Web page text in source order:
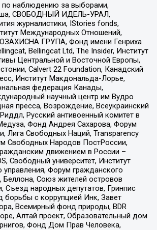
по наблюдению за выборами,
СВОБОДНЫЙ ИДЕЛЬ-УРАЛ,
журналистики, IStories fonds,
Международных Отношений,
ГРУПА, Фонд имени Генриха
Bellingcat Ltd, The Insider, Институт
Центральной и Восточной Европы,
Calvert 22 Foundation, Канадский
Институт Макдональда-Лорье,
федерация Канады,
научный центр им Вудро
пресса, Возрождение, Всеукраинский
Русский антивоенный комитет в
Фонд Андрея Сахарова, Форум
Лига Свободных Наций, Transparеncy
Свободных Народов ПостРоссии,
движением в России –
Свободный университет, Институт
управления, Форум гражданского
Беллона, Союз жителей островов
Съезд народных депутатов, Гринпис
борьбы с коррупцией Инк, Завет
Всемирный фонд природы, BDR
Алтай проект, Образовательный дом
Фонд Дом Прав Человека,